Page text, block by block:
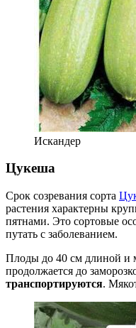
Искандер
Цукеша
Срок созревания сорта
растения характерны
пятнами. Это сортовые
путать с заболеванием.
Плоды до 40 см длиной и
продолжается до
транспортируются.